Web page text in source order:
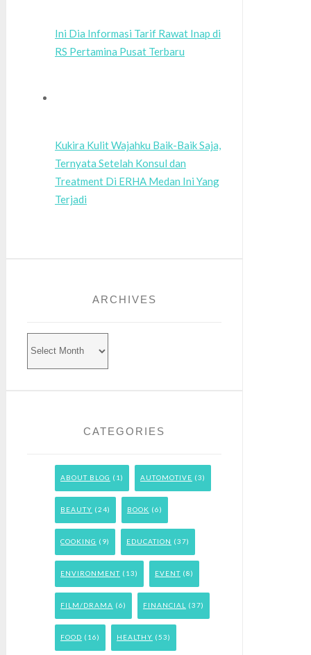
Ini Dia Informasi Tarif Rawat Inap di
RS Pertamina Pusat Terbaru
Kukira Kulit Wajahku Baik-Baik Saja,
Ternyata Setelah Konsul dan
Treatment Di ERHA Medan Ini Yang
Terjadi
ARCHIVES
CATEGORIES
ABOUT BLOG (1) AUTOMOTIVE (3)
BEAUTY (24) BOOK (6)
COOKING (9) EDUCATION (37)
ENVIRONMENT (13) EVENT (8)
FILM/DRAMA (6) FINANCIAL (37)
FOOD (16) HEALTHY (53)